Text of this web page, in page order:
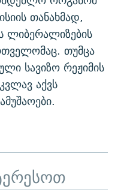
თანახმად,
ლიბერალიზების
თუმცა
სავიზო რეჟიმის
აქვს